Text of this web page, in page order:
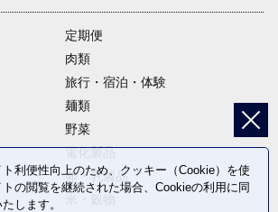
定期便
肉類
旅行・宿泊・体験
麺類
野菜
電化製品
卵・乳製品
利便性向上のため、クッキー（Cookie）を使
の閲覧を継続された場合、Cookieの利用に同
します。